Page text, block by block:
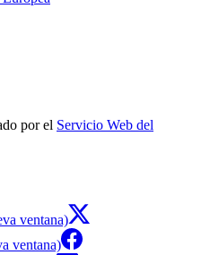
por el Servicio Web del
ventana)
ventana)